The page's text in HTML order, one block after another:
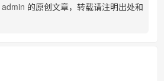
admin 的原创文章，转载请注明出处和